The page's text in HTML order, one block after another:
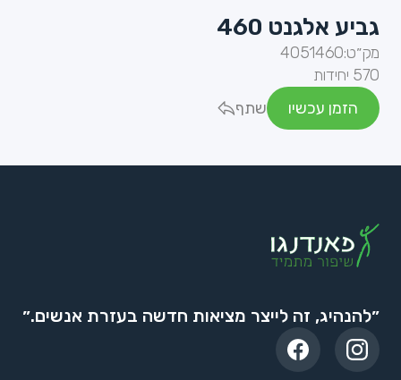
גביע אלגנט 460
מק״ט:4051460
570 יחידות
הזמן עכשיו
שתף
״להנהיג, זה לייצר מציאות חדשה בעזרת אנשים.״